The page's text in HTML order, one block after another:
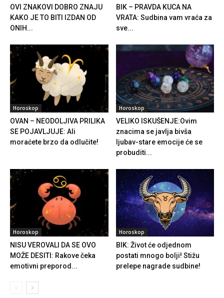
OVI ZNAKOVI DOBRO ZNAJU
KAKO JE TO BITI IZDAN OD
ONIH...
BIK – PRAVDA KUCA NA
VRATA: Sudbina vam vraća za
sve...
Horoskop
OVAN – NEODOLJIVA PRILIKA
SE POJAVLJUJE: Ali
moraćete brzo da odlučite!
Horoskop
VELIKO ISKUŠENJE:Ovim
znacima se javlja bivša
ljubav-stare emocije će se
probuditi...
Horoskop
NISU VEROVALI DA SE OVO
MOŽE DESITI: Rakove čeka
emotivni preporod...
Horoskop
BIK: Život će odjednom
postati mnogo bolji! Stižu
prelepe nagrade sudbine!